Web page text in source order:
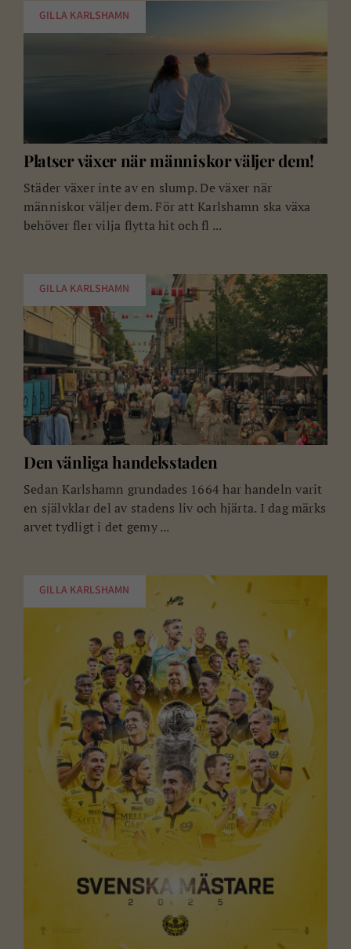
GILLA KARLSHAMN
Platser växer när människor väljer dem!
Städer växer inte av en slump. De växer när
människor väljer dem. För att Karlshamn ska växa
behöver fler vilja flytta hit och fl ...
GILLA KARLSHAMN
Den vänliga handelsstaden
Sedan Karlshamn grundades 1664 har handeln varit
en självklar del av stadens liv och hjärta. I dag märks
arvet tydligt i det gemy ...
GILLA KARLSHAMN